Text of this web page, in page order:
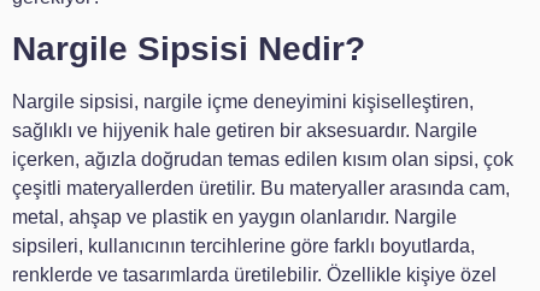
Nargile Sipsisi Nedir?
Nargile sipsisi, nargile içme deneyimini kişiselleştiren,
sağlıklı ve hijyenik hale getiren bir aksesuardır. Nargile
içerken, ağızla doğrudan temas edilen kısım olan sipsi, çok
çeşitli materyallerden üretilir. Bu materyaller arasında cam,
metal, ahşap ve plastik en yaygın olanlarıdır. Nargile
sipsileri, kullanıcının tercihlerine göre farklı boyutlarda,
renklerde ve tasarımlarda üretilebilir. Özellikle kişiye özel